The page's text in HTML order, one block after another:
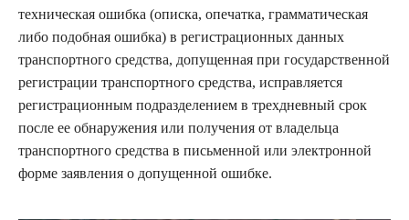
техническая ошибка (описка, опечатка, грамматическая
либо подобная ошибка) в регистрационных данных
транспортного средства, допущенная при государственной
регистрации транспортного средства, исправляется
регистрационным подразделением в трехдневный срок
после ее обнаружения или получения от владельца
транспортного средства в письменной или электронной
форме заявления о допущенной ошибке.